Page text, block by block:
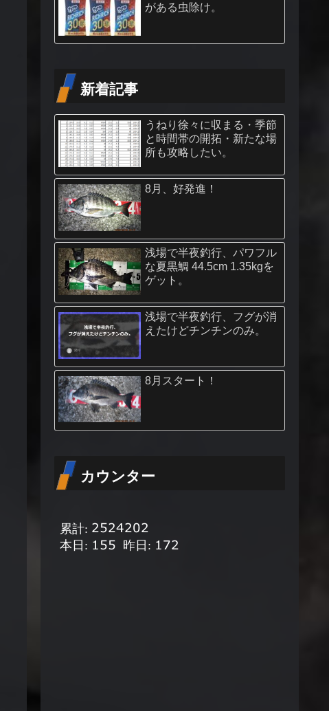
がある虫除け。
新着記事
うねり徐々に収まる・季節
と時間帯の開拓・新たな場
所も攻略したい。
8月、好発進！
浅場で半夜釣行、パワフル
な夏黒鯛 44.5cm 1.35kgを
ゲット。
浅場で半夜釣行、フグが消
えたけどチンチンのみ。
8月スタート！
カウンター